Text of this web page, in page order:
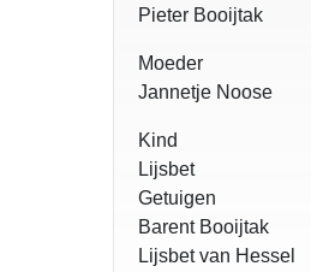
Pieter Booijtak
Moeder
Jannetje Noose
Kind
Lijsbet
Getuigen
Barent Booijtak
Lijsbet van Hessel